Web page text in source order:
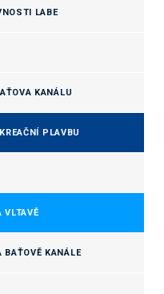
LABE
KANÁLU
PLAVBU
VLTAVĚ
BAŤOVĚ KANÁLE